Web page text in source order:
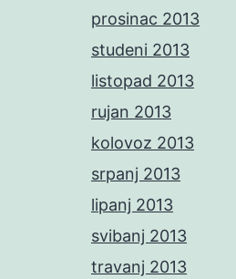
prosinac 2013
studeni 2013
listopad 2013
rujan 2013
kolovoz 2013
srpanj 2013
lipanj 2013
svibanj 2013
travanj 2013